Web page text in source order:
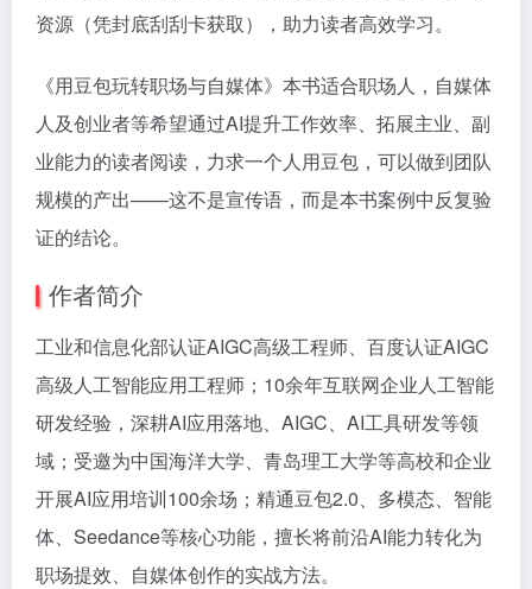
资源（凭封底刮刮卡获取），助力读者高效学习。
《用豆包玩转职场与自媒体》本书适合职场人，自媒体
人及创业者等希望通过AI提升工作效率、拓展主业、副
业能力的读者阅读，力求一个人用豆包，可以做到团队
规模的产出——这不是宣传语，而是本书案例中反复验
证的结论。
作者简介
工业和信息化部认证AIGC高级工程师、百度认证AIGC
高级人工智能应用工程师；10余年互联网企业人工智能
研发经验，深耕AI应用落地、AIGC、AI工具研发等领
域；受邀为中国海洋大学、青岛理工大学等高校和企业
开展AI应用培训100余场；精通豆包2.0、多模态、智能
体、Seedance等核心功能，擅长将前沿AI能力转化为
职场提效、自媒体创作的实战方法。